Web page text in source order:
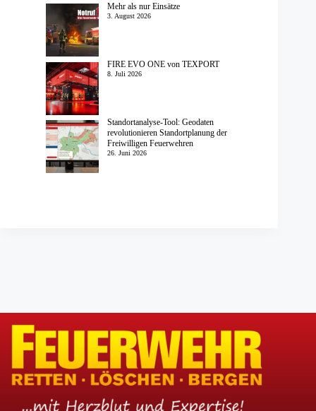
Mehr als nur Einsätze
3. August 2026
FIRE EVO ONE von TEXPORT
8. Juli 2026
Standortanalyse-Tool: Geodaten
revolutionieren Standortplanung der
Freiwilligen Feuerwehren
26. Juni 2026